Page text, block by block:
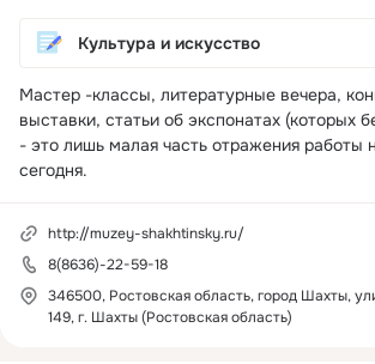
Культура и искусство
Мастер -классы, литературные вечера,
выставки, статьи об экспонатах (которых
- это лишь малая часть отражения работы
сегодня.
http://muzey-shakhtinsky.ru/
8(8636)-22-59-18
346500, Ростовская область, город Шахты,
149, г. Шахты (Ростовская область)